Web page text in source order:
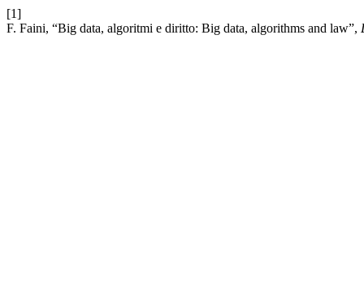
[1]
F. Faini, “Big data, algoritmi e diritto: Big data, algorithms and law”,